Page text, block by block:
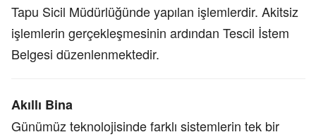
Tapu Sicil Müdürlüğünde yapılan işlemlerdir. Akitsiz
işlemlerin gerçekleşmesinin ardından Tescil İstem
Belgesi düzenlenmektedir.
Akıllı Bina
Günümüz teknolojisinde farklı sistemlerin tek bir